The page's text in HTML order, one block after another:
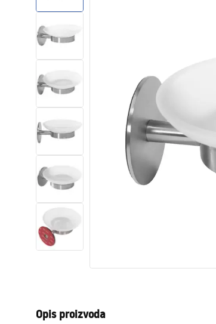
Linearni odvodi
Zahodi, toaleti
Umivaonici
Kade i paravani
Miješalice, pipe, slavine
Tuševi
Opis proizvoda